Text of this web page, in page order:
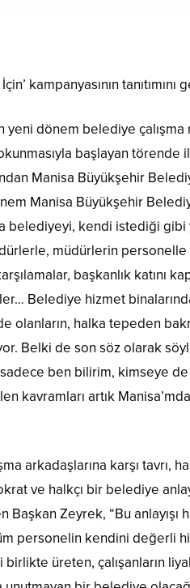
kampanyasının tanıtımını
yeni dönem belediye
başlayan törende
Manisa Büyükşehir
Manisa Büyükşehir
belediyeyi, kendi istediği
müdürlerin personelle
başkanlık katını
Belediye hizmet
olanların, halka tepeden
Belki de son söz olarak
sadece ben bilirim, kimseye
kavramları artık
arkadaşlarına karşı tavrı,
ve halkçı bir belediye
Zeyrek, “Bu anlayışı
personelin kendini değerli
üreten, çalışanların